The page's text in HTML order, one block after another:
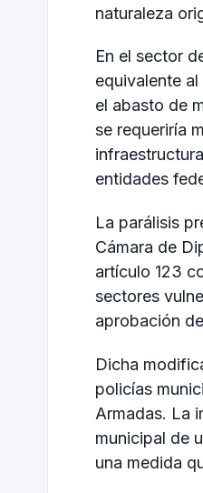
naturaleza
En el sector
equivalente
el abasto de
se requeriría
entidades
La parálisis
Cámara de
artículo 123
sectores
aprobación
Dicha
policías
Armadas. La
municipal de
una medida